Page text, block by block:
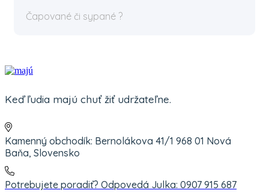
Čapované či sypané ?
Keď ľudia majú chuť žiť udržateľne.
Kamenný obchodík: Bernolákova 41/1 968 01 Nová
Baňa, Slovensko
Potrebujete poradiť? Odpovedá Julka: 0907 915 687